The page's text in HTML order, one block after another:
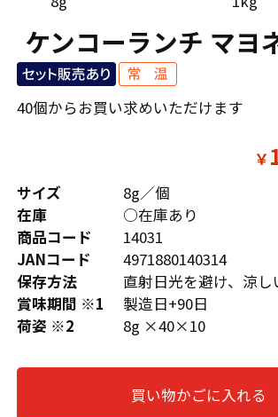
ケンコーランチ マヨ
40個からお買い求めいただけます
￥
サイズ 8g／個
商品コード 14031
在庫 ○在庫あり
JANコード
4971880140314
保存方法
直射日光を避け、涼し
賞味期間 ※1
製造日+90日
荷姿 ※2
8g ×40×10
買い物かごに入れる